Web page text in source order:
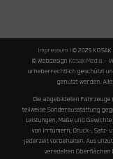
Impressum I © 2025
© Webdesign Kosak Media –
urheberrechtlich geschützt
genutzt werden.
Die abgebildeten Fahrzeuge
teilweise Sonderausstattung
Leistungen, Maße und
von Irrtümern, Druck-, Satz-
jederzeit vorbehalten. Aus
veredelten Oberflächen